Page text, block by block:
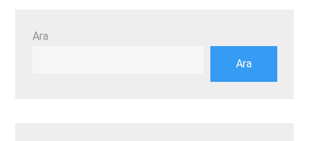
Ara
Ara